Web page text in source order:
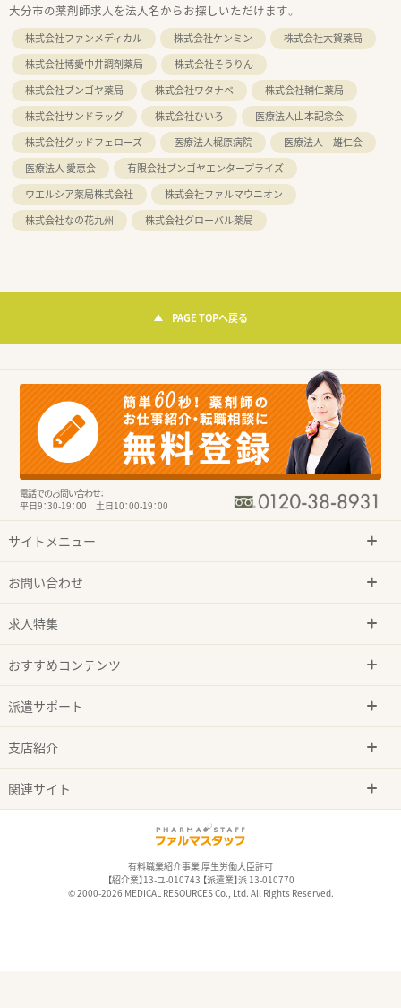
大分市の薬剤師求人を法人名からお探しいただけます。
株式会社ファンメディカル 株式会社ケンミン
株式会社大賀薬局
株式会社博愛中井調剤薬局
株式会社そうりん
株式会社ブンゴヤ薬局
株式会社ワタナベ
株式会社輔仁薬局
株式会社サンドラッグ
株式会社ひいろ
医療法人山本記念会
株式会社グッドフェローズ
医療法人梶原病院
医療法人 雄仁会
医療法人 愛恵会
有限会社ブンゴヤエンタープライズ
ウエルシア薬局株式会社
株式会社ファルマウニオン
株式会社なの花九州
株式会社グローバル薬局
PAGE TOPへ戻る
電話でのお問い合わせ：
平日9：30-19：00 土日10：00-19：00
サイトメニュー
お問い合わせ
求人特集
おすすめコンテンツ
派遣サポート
支店紹介
関連サイト
有料職業紹介事業 厚生労働大臣許可
【紹介業】13-ユ-010743 【派遣業】派 13-010770
© 2000-2026 MEDICAL RESOURCES Co., Ltd. All Rights Reserved.